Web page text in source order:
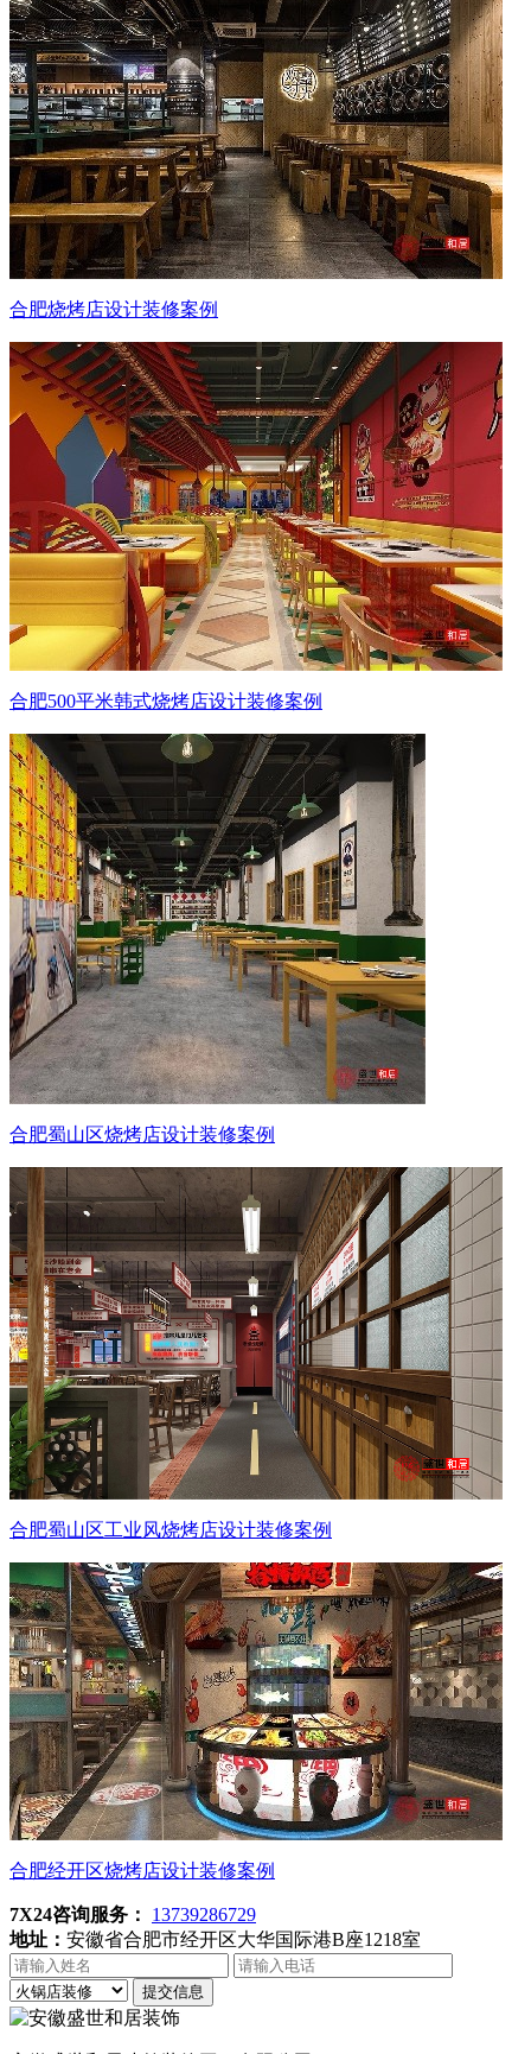
合肥烧烤店设计装修案例
合肥500平米韩式烧烤店设计装修案例
合肥蜀山区烧烤店设计装修案例
合肥蜀山区工业风烧烤店设计装修案例
合肥经开区烧烤店设计装修案例
7X24咨询服务：
13739286729
地址： 安徽省合肥市经开区大华国际港B座1218室
提交信息